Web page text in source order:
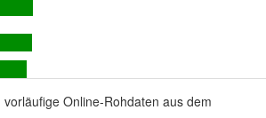
Online-Rohdaten aus dem